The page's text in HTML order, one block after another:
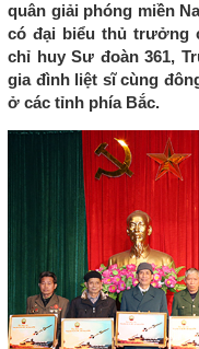
quân giải phóng miền
có đại biểu thủ trưởng
chỉ huy Sư đoàn 361,
gia đình liệt sĩ cùng
ở các tỉnh phía Bắc.